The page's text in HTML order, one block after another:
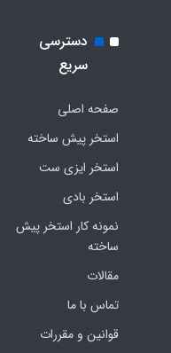
دسترسی
سریع
صفحه اصلی
استخر پیش ساخته
استخر ایزی ست
استخر بادی
نمونه کار استخر پیش
ساخته
مقالات
تماس با ما
قوانین و مقررات